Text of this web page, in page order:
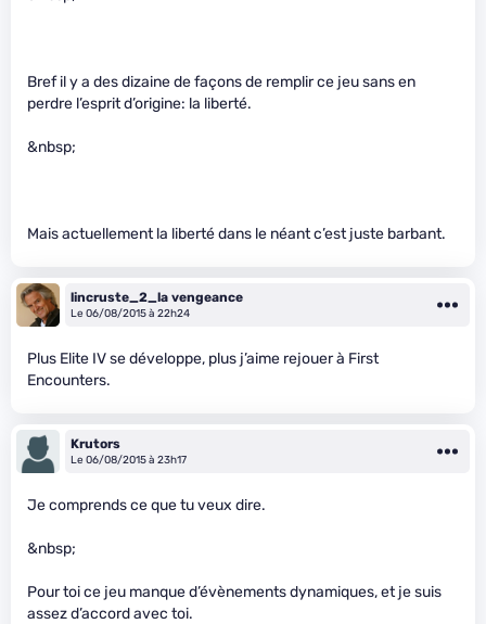
Bref il y a des dizaine de façons de remplir ce jeu sans en
perdre l’esprit d’origine: la liberté.
&nbsp;
Mais actuellement la liberté dans le néant c’est juste barbant.
lincruste_2_la vengeance
Le 06/08/2015 à 22h24
Plus Elite IV se développe, plus j’aime rejouer à First
Encounters.
Krutors
Le 06/08/2015 à 23h17
Je comprends ce que tu veux dire.
&nbsp;
Pour toi ce jeu manque d’évènements dynamiques, et je suis
assez d’accord avec toi.